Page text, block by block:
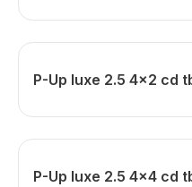
P-Up luxe 2.5 4x2 cd
P-Up luxe 2.5 4x4 cd